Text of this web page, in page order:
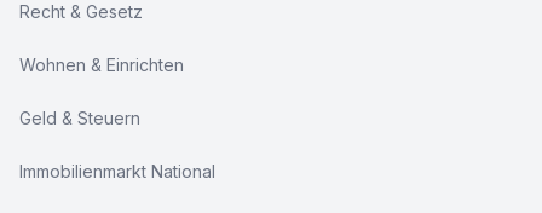
Recht & Gesetz
Wohnen & Einrichten
Geld & Steuern
Immobilienmarkt National